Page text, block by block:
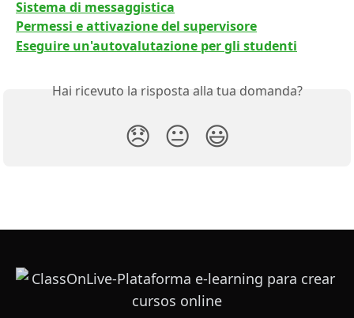
Sistema di messaggistica
Permessi e attivazione del supervisore
Eseguire un'autovalutazione per gli studenti
Hai ricevuto la risposta alla tua domanda?
😞 😐 😃